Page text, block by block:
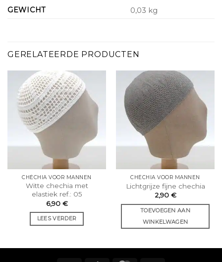
GEWICHT 0,03 kg
GERELATEERDE PRODUCTEN
CHÉCHIA VOOR MANNEN
Witte chechia met
elastiek ref.: 05
6,90 €
LEES VERDER
CHÉCHIA VOOR MANNEN
Lichtgrijze fijne chechia
2,90 €
TOEVOEGEN AAN
WINKELWAGEN